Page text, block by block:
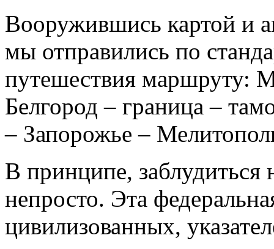
Вооружившись картой и
мы отправились по
путешествия маршруту:
Белгород – граница –
– Запорожье –
В принципе, заблудиться
непросто. Эта
цивилизованных,